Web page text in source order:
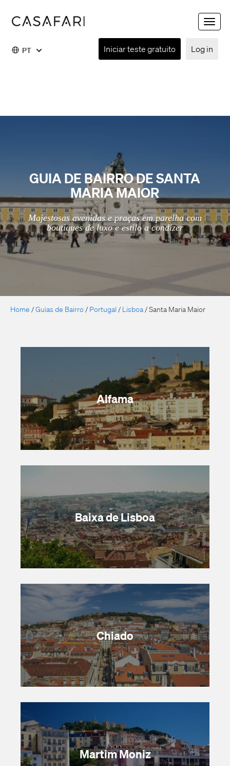
Toggle
PT Log in
Iniciar teste gratuito
GUIA DE BAIRRO DE SANTA
MARIA MAIOR
Majestosas avenidas e praças em parelha com
boutiques de luxo e estilo a condizer
Home /Guias de Bairro / Portugal / Lisboa /Santa Maria Maior
Alfama
Baixa de Lisboa
Chiado
Martim Moniz